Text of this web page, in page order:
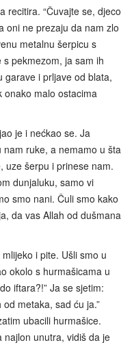
recitira. “Čuvajte se, djeco
oni ne prezaju da nam zlo
metalnu šerpicu s
pekmezom, ja sam ih
garave i prljave od blata,
malo ostacima
je i nećkao se. Ja
ruke, a nemamo u šta
uze šerpu i prinese nam.
dunjaluku, samo vi
smo nani. Čuli smo kako
da vas Allah od dušmana
i pite. Ušli smo u
okolo s hurmašicama u
iftara?!” Ja se sjetim:
od metaka, sad ću ja.”
ubacili hurmašice.
najlon unutra, vidiš da je